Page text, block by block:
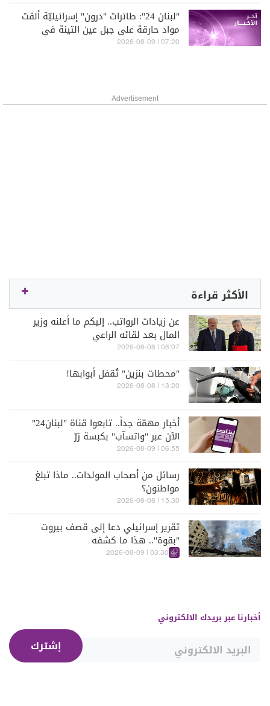
"لبنان 24": طائرات "درون" إسرائيليّة ألقت
مواد حارقة على جبل عين التينة في
البقاع الغربيّ
07:20 | 2026-08-09
Advertisement
الأكثر قراءة
عن زيادات الرواتب.. إليكم ما أعلنه وزير
المال بعد لقائه الراعي
08:07 | 2026-08-08
"محطات بنزين" تُقفل أبوابها!
13:20 | 2026-08-08
أخبار مهمّة جداً.. تابعوا قناة "لبنان24"
الآن عبر "واتسآب" بكبسة زرّ
06:55 | 2026-08-09
رسائل من أصحاب المولدات.. ماذا تبلغ
مواطنون؟
15:30 | 2026-08-08
تقرير إسرائيلي دعا إلى قصف بيروت
"بقوة".. هذا ما كشفه
03:30 | 2026-08-09
أخبارنا عبر بريدك الالكتروني
إشترك